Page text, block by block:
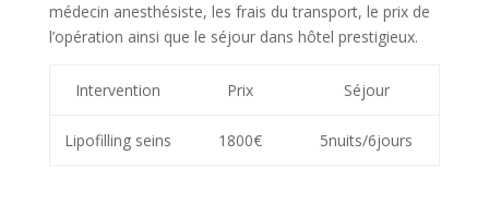
médecin anesthésiste, les frais du transport, le prix de
l’opération ainsi que le séjour dans hôtel prestigieux.
Intervention Prix Séjour
Lipofilling seins 1800€ 5nuits/6jours